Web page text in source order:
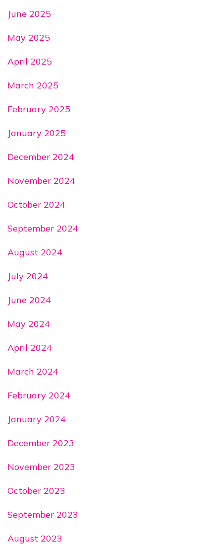
June 2025
May 2025
April 2025
March 2025
February 2025
January 2025
December 2024
November 2024
October 2024
September 2024
August 2024
July 2024
June 2024
May 2024
April 2024
March 2024
February 2024
January 2024
December 2023
November 2023
October 2023
September 2023
August 2023